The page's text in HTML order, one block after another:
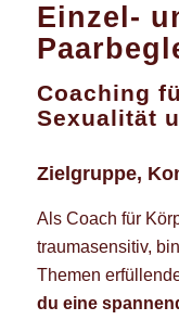
Einzel-
Coaching
Sexualität
Zielgruppe,
Als Coach für
traumasensitiv,
Themen
du eine